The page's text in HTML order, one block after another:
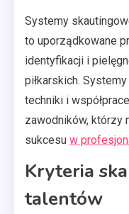
Systemy
to uporządkowane
identyfikacji i
piłkarskich.
techniki i
zawodników, którzy
sukcesu w
Kryteria
talentów